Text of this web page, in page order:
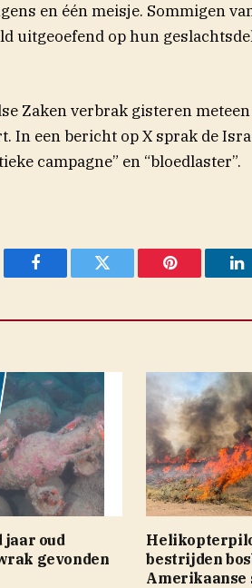
en één meisje. Sommigen
uitgeoefend op hun
Zaken verbrak gisteren
In een bericht op X sprak de
campagne” en “bloedlaster”.
Facebook Twitter Pinterest
jaar oud
gevonden
bestrijden
Amerikaanse